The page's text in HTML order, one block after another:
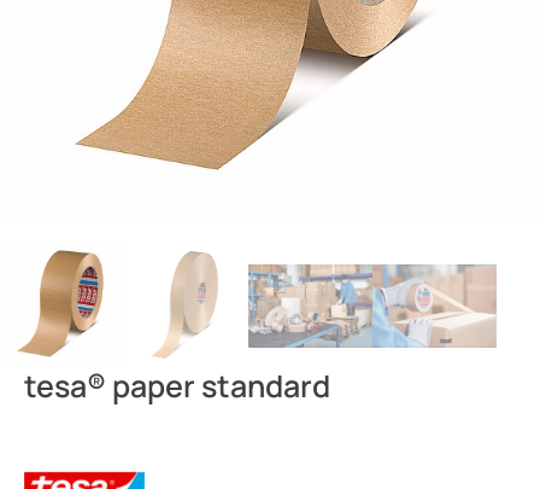
tesa® paper standard